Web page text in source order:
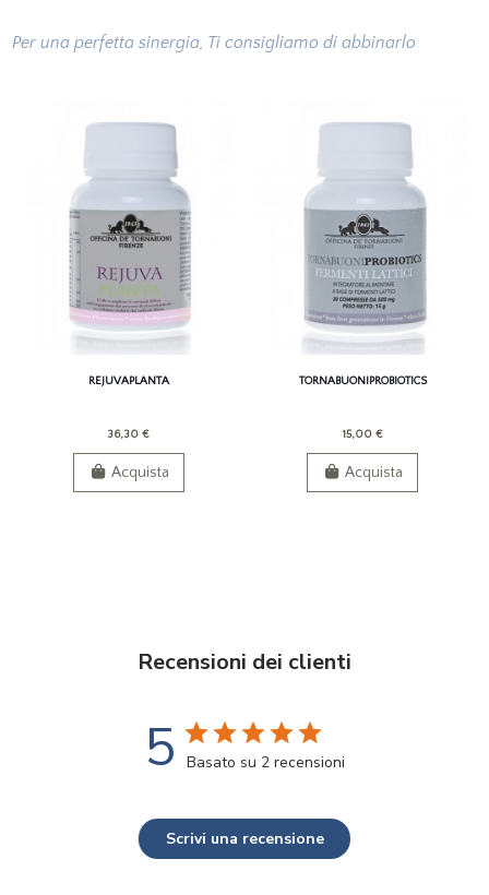
Per una perfetta sinergia, Ti consigliamo di abbinarlo
REJUVAPLANTA
36,30 €
Acquista
TORNABUONIPROBIOTICS
15,00 €
Acquista
Recensioni dei clienti
5 Basato su 2 recensioni
Scrivi una recensione